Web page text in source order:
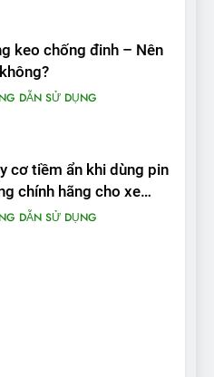
keo chống đinh – Nên
DẪN SỬ DỤNG
cơ tiềm ẩn khi dùng pin
chính hãng cho xe
điệnDẪN SỬ DỤNG